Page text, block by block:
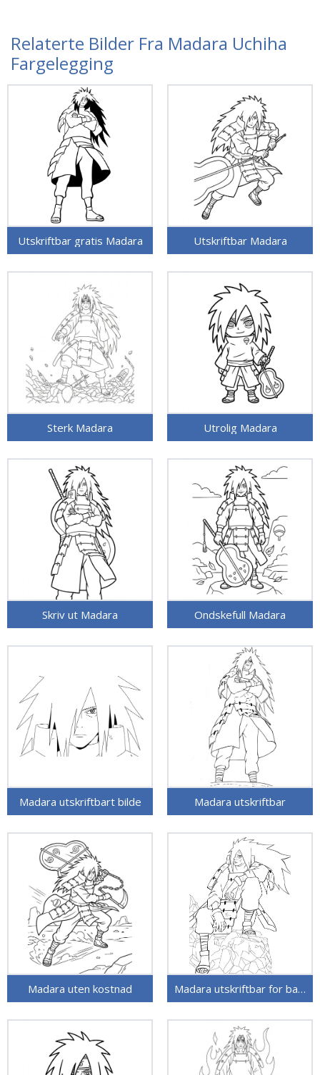
Relaterte Bilder Fra Madara Uchiha
Fargelegging
Utskriftbar gratis Madara Utskriftbar Madara
Sterk Madara Utrolig Madara
Skriv ut Madara Ondskefull Madara
Madara utskriftbart bilde Madara utskriftbar
Madara uten kostnad Madara utskriftbar for barn